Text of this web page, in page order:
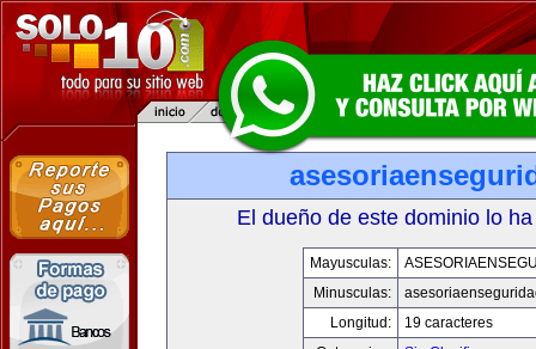
El dueño de este dominio lo
Mayusculas:
Minusculas:
Longitud:
19 caracteres